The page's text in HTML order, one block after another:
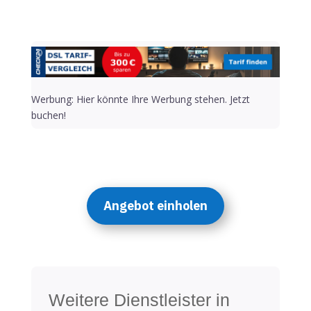
Werbung: Hier könnte Ihre Werbung stehen. Jetzt
buchen!
Angebot einholen
Weitere Dienstleister in